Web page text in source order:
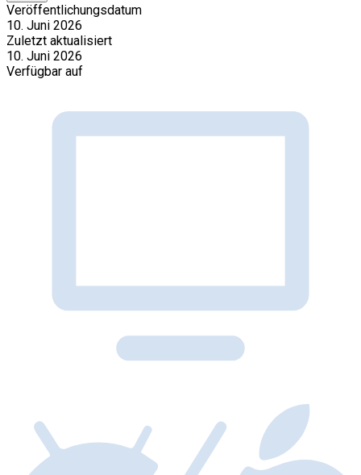
Veröffentlichungsdatum
10. Juni 2026
Zuletzt aktualisiert
10. Juni 2026
Verfügbar auf